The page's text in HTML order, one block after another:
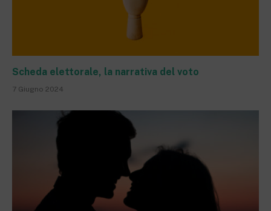
Scheda elettorale, la narrativa del voto
7 Giugno 2024